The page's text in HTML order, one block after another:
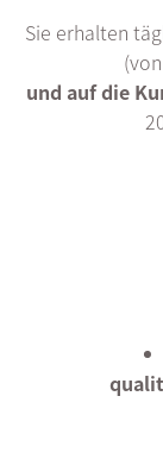
Sie erhalten
und auf die